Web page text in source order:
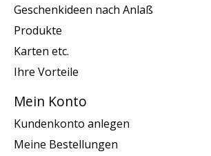
Geschenkideen nach Anlaß
Produkte
Karten etc.
Ihre Vorteile
Mein Konto
Kundenkonto anlegen
Meine Bestellungen